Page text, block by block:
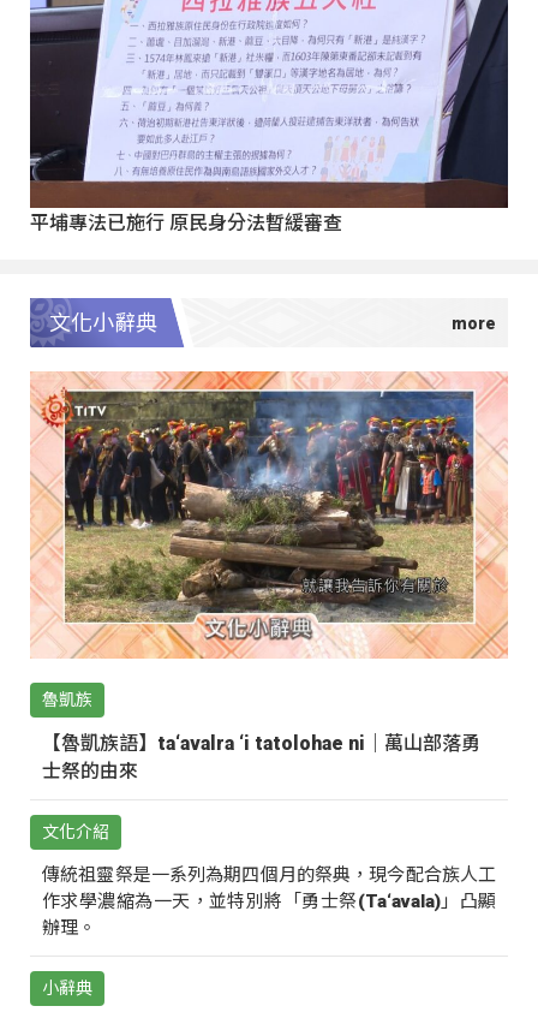
平埔專法已施行 原民身分法暫緩審查
文化小辭典
魯凱族
【魯凱族語】ta‘avalra ‘i tatolohae ni｜萬山部落勇
士祭的由來
文化介紹
傳統祖靈祭是一系列為期四個月的祭典，現今配合族人工
作求學濃縮為一天，並特別將「勇士祭(Ta‘avala)」凸顯
辦理。
小辭典